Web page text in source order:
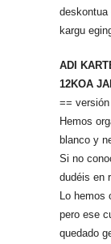
deskontua
kargu
ADI
12KOA
==
Hemos
blanco y
Si no
dudéis en
Lo hemos
pero ese
quedado